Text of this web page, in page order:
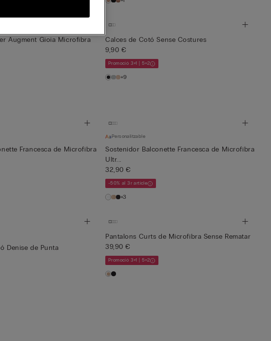
Augment Gioia Microfibra
Calces de Cotó Sense Costures
9,90 €
Promoció 3+1 | 5+2
+9
Francesca de Microfibra
Personalitzable
Sostenidor Balconette Francesca de Microfibra
Ultr...
32,90 €
-50% al 3r article
+3
Denise de Punta
Pantalons Curts de Microfibra Sense Rematar
39,90 €
Promoció 3+1 | 5+2